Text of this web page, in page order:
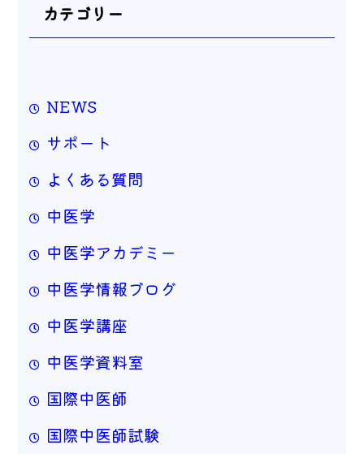
カテゴリー
NEWS
サポート
よくある質問
中医学
中医学アカデミー
中医学情報ブログ
中医学講座
中医学資料室
国際中医師
国際中医師試験